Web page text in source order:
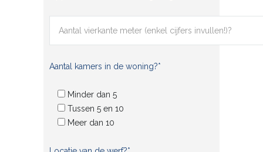
Aantal kamers in de woning?*
Minder dan 5
Tussen 5 en 10
Meer dan 10